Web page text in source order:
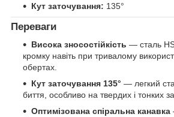
Кут заточування: 135°
Переваги
Висока зносостійкість — сталь
кромку навіть при тривалому
обертах.
Кут заточування 135° — легкий
биття, особливо на твердих і тонких
Оптимізована спіральна канавка